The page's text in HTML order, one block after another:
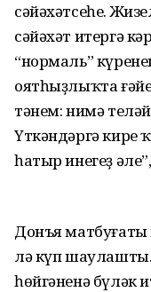
сәйәхәтсеһе.
сәйәхәт итергә
“нормаль”
оятһыҙлыҡта
тәнем: нимә
Үткәндәргә кире
һатыр инегеҙ
Донъя
лә күп
һөйгәненә бүләк